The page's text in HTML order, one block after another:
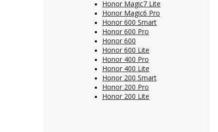
Honor Magic7 Lite
Honor Magic6 Pro
Honor 600 Smart
Honor 600 Pro
Honor 600
Honor 600 Lite
Honor 400 Pro
Honor 400 Lite
Honor 200 Smart
Honor 200 Pro
Honor 200 Lite